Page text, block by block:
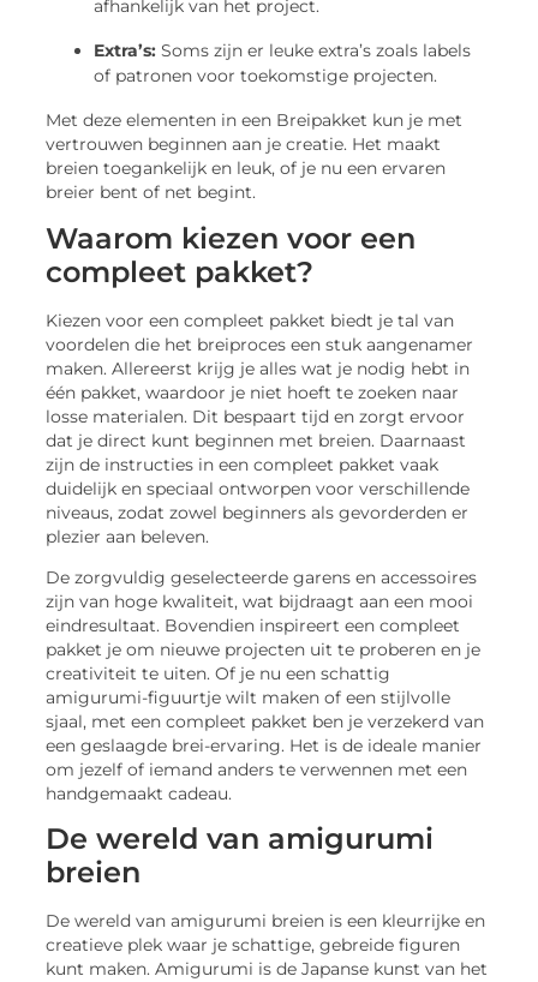
afhankelijk van het project.
Extra’s: Soms zijn er leuke extra’s zoals labels
of patronen voor toekomstige projecten.
Met deze elementen in een Breipakket kun je met
vertrouwen beginnen aan je creatie. Het maakt
breien toegankelijk en leuk, of je nu een ervaren
breier bent of net begint.
Waarom kiezen voor een
compleet pakket?
Kiezen voor een compleet pakket biedt je tal van
voordelen die het breiproces een stuk aangenamer
maken. Allereerst krijg je alles wat je nodig hebt in
één pakket, waardoor je niet hoeft te zoeken naar
losse materialen. Dit bespaart tijd en zorgt ervoor
dat je direct kunt beginnen met breien. Daarnaast
zijn de instructies in een compleet pakket vaak
duidelijk en speciaal ontworpen voor verschillende
niveaus, zodat zowel beginners als gevorderden er
plezier aan beleven.
De zorgvuldig geselecteerde garens en accessoires
zijn van hoge kwaliteit, wat bijdraagt aan een mooi
eindresultaat. Bovendien inspireert een compleet
pakket je om nieuwe projecten uit te proberen en je
creativiteit te uiten. Of je nu een schattig
amigurumi-figuurtje wilt maken of een stijlvolle
sjaal, met een compleet pakket ben je verzekerd van
een geslaagde brei-ervaring. Het is de ideale manier
om jezelf of iemand anders te verwennen met een
handgemaakt cadeau.
De wereld van amigurumi
breien
De wereld van amigurumi breien is een kleurrijke en
creatieve plek waar je schattige, gebreide figuren
kunt maken. Amigurumi is de Japanse kunst van het